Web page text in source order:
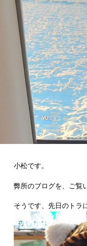
小松です。
弊所のブログを、ご覧
そうです、先日のトラ